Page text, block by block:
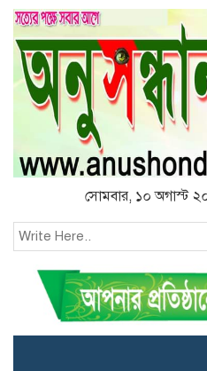
সোমবার, ১০ অগাস্ট